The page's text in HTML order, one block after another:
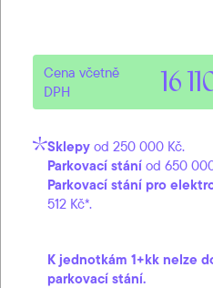
Cena včetně
DPH
16
Sklepy od 250 000 Kč.
Parkovací stání od 650
Parkovací stání pro
512 Kč*.
K jednotkám 1+kk nelze
parkovací stání.